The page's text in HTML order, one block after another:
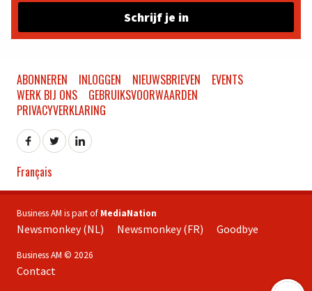
Schrijf je in
ABONNEREN INLOGGEN NIEUWSBRIEVEN
EVENTS
WERK BIJ ONS
GEBRUIKSVOORWAARDEN
PRIVACYVERKLARING
Français
Business AM is part of MediaNation
Newsmonkey (NL) Newsmonkey (FR) Goodbye
Business AM © 2026
Contact